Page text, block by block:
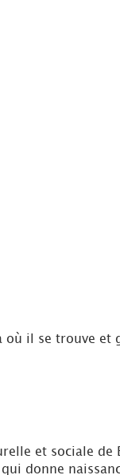
il se trouve et
et sociale de
donne